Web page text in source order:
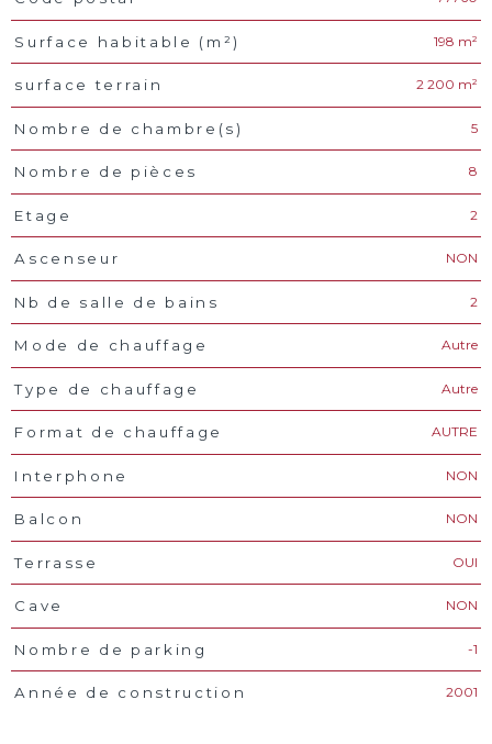
Surface habitable (m²) 198 m²
surface terrain 2 200 m²
Nombre de chambre(s) 5
Nombre de pièces 8
Etage 2
Ascenseur NON
Nb de salle de bains 2
Mode de chauffage Autre
Type de chauffage Autre
Format de chauffage AUTRE
Interphone NON
Balcon NON
Terrasse OUI
Cave NON
Nombre de parking -1
Année de construction 2001